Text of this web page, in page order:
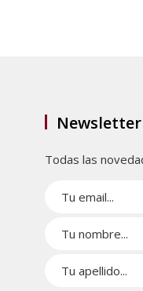
Newsletter
Todas las